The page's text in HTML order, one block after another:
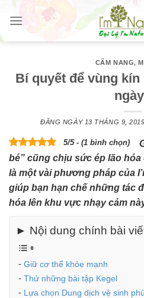
Skip
content
CẨM NANG,
Bí quyết để vùng
ĐĂNG NGÀY 13 THÁNG 9, 2019
5/5 - (1 bình chọn)
bé” cũng chịu sức ép lão
là một vài phương pháp của
giúp bạn hạn chế những tác
hóa lên khu vực nhạy cảm
► Nội dung chính bài
Giữ cơ thể khỏe mạnh
Thử những bài tập Kegel
Lựa chọn Dung dịch vệ sinh